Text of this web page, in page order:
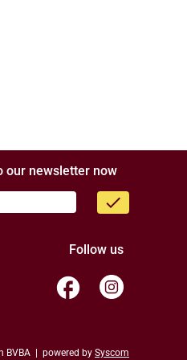
our newsletter now
done
Follow us
facebook
BVBA | powered by Syscom